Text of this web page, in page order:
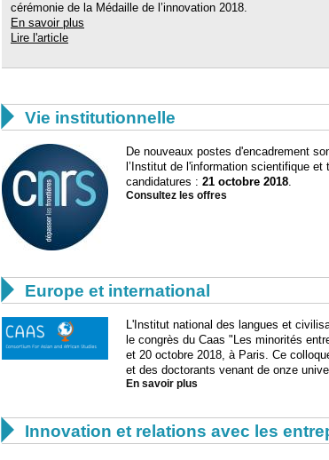
cérémonie de la Médaille de l’innovation 2018.
En savoir plus
Lire l'article
 Vie institutionnelle
De nouveaux postes d'encadrement
l’Institut de l'information scientifique
candidatures : 21 octobre 2018.
Consultez les offres
 Europe et international
L'Institut national des langues et
le congrès du Caas "Les minorités
et 20 octobre 2018, à Paris. Ce
et des doctorants venant de onze
En savoir plus
 Innovation et relations avec les